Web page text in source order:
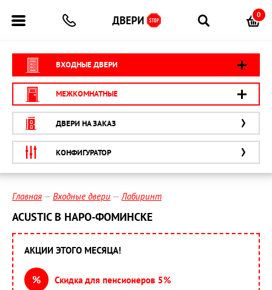
0
ВХОДНЫЕ ДВЕРИ
МЕЖКОМНАТНЫЕ
ДВЕРИ НА ЗАКАЗ
КОНФИГУРАТОР
Главная Входные двери Лабиринт
ACUSTIC В НАРО-ФОМИНСКЕ
АКЦИИ ЭТОГО МЕСЯЦА!
%
Скидка для пенсионеров 5%